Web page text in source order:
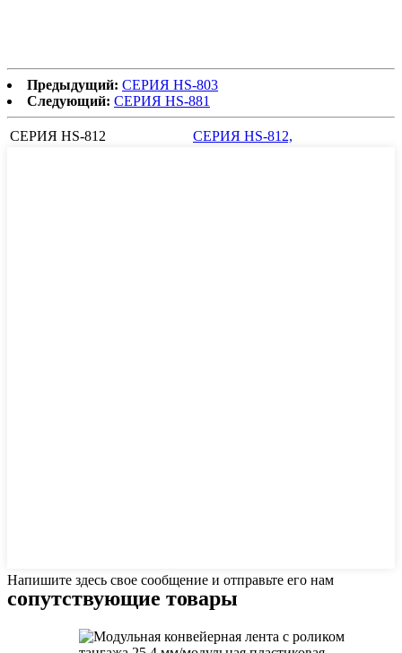
Предыдущий: СЕРИЯ HS-803
Следующий: СЕРИЯ HS-881
СЕРИЯ HS-812 СЕРИЯ HS-812,
Напишите здесь свое сообщение и отправьте его нам
сопутствующие товары